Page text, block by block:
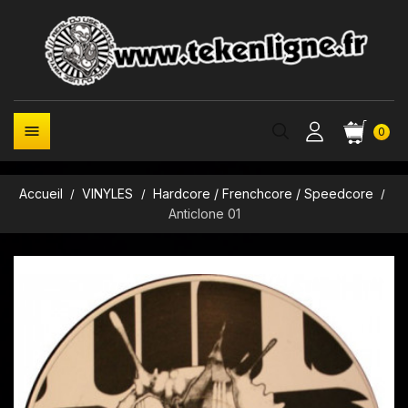
0

Accueil VINYLES
Hardcore / Frenchcore / Speedcore
Anticlone 01